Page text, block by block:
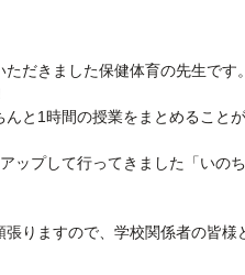
だきました保健体育の先生です。
と1時間の授業をまとめること
ップして行ってきました「いの
りますので、学校関係者の皆様